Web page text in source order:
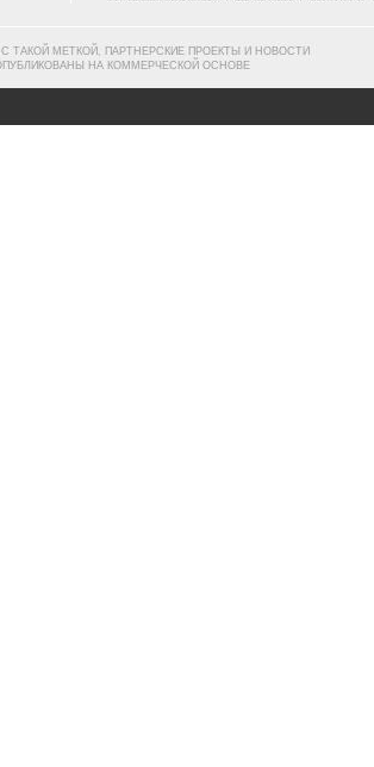
ТАКОЙ МЕТКОЙ, ПАРТНЕРСКИЕ ПРОЕКТЫ И НОВОСТИ
НА КОММЕРЧЕСКОЙ ОСНОВЕ